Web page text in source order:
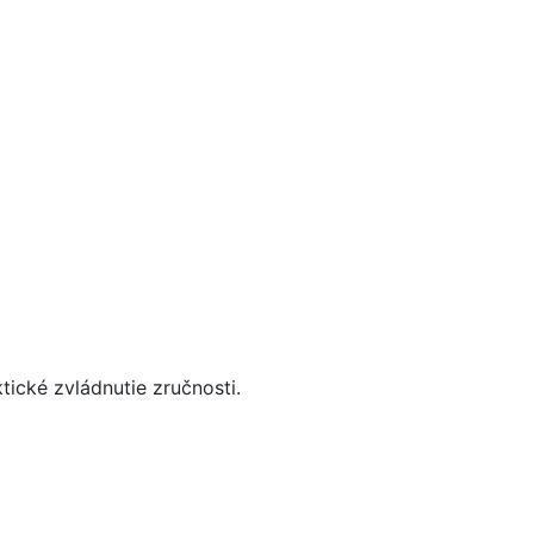
zvládnutie zručnosti.